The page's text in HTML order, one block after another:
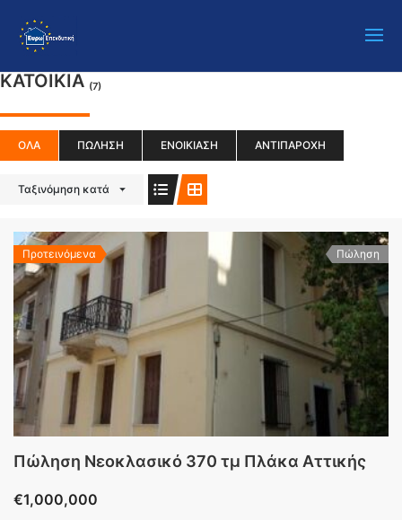
ΚΑΤΟΙΚΊΑ (7)
ΌΛΑ ΠΏΛΗΣΗ ΕΝΟΙΚΊΑΣΗ ΑΝΤΙΠΑΡΟΧΉ
Ταξινόμηση κατά
Προτεινόμενα Πώληση
Πώληση Νεοκλασικό 370 τμ Πλάκα Αττικής
€1,000,000